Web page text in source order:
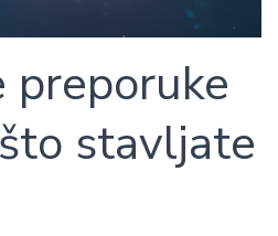
preporuke
stavljate